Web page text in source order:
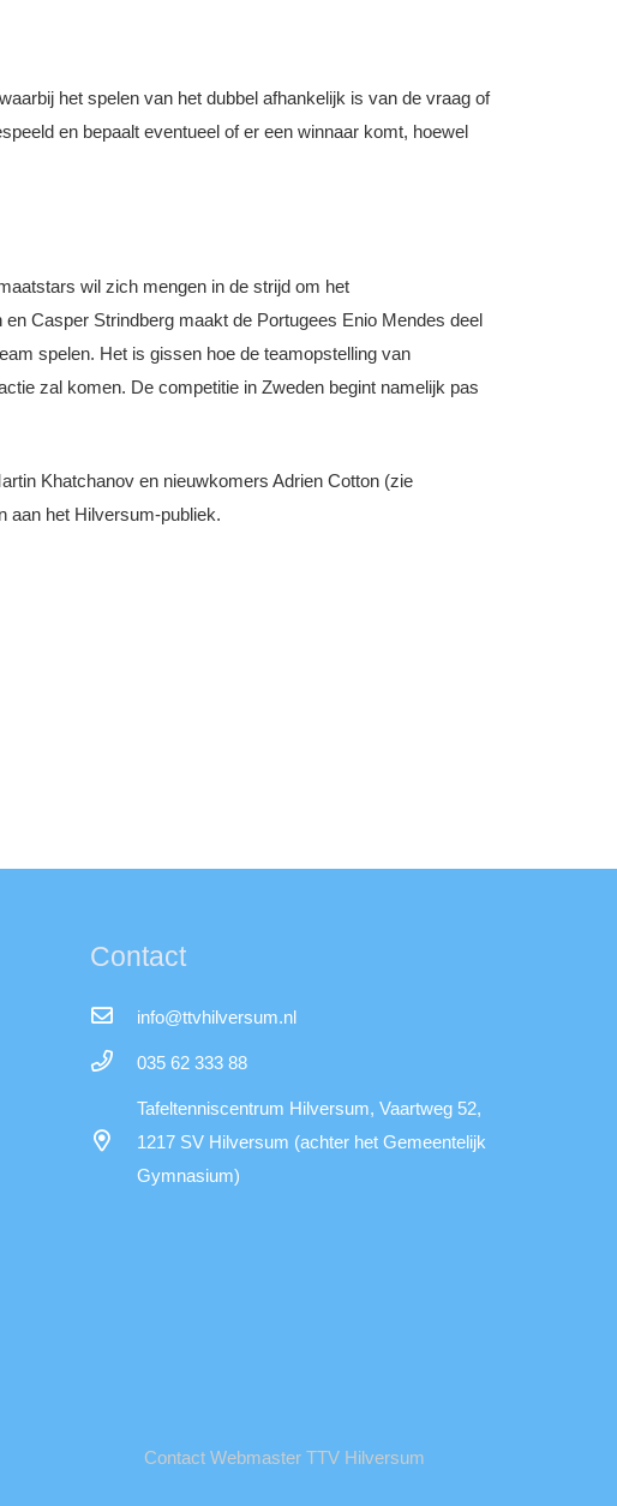
het spelen van het dubbel afhankelijk is van de vraag of
en bepaalt eventueel of er een winnaar komt, hoewel
wil zich mengen in de strijd om het
Casper Strindberg maakt de Portugees Enio Mendes deel
spelen. Het is gissen hoe de teamopstelling van
zal komen. De competitie in Zweden begint namelijk pas
Khatchanov en nieuwkomers Adrien Cotton (zie
aan het Hilversum-publiek.
Contact
info@ttvhilversum.nl
035 62 333 88
Tafeltenniscentrum Hilversum, Vaartweg 52,
1217 SV Hilversum (achter het Gemeentelijk
Gymnasium)
Contact Webmaster TTV Hilversum